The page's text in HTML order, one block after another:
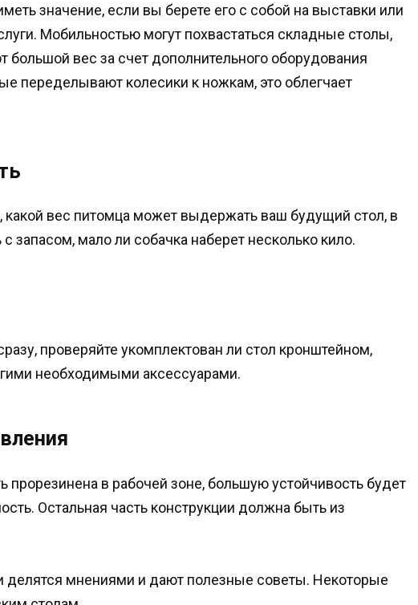
значение, если вы берете его с собой на выставки или
Мобильностью могут похвастаться складные столы,
вес за счет дополнительного оборудования
переделывают колесики к ножкам, это облегчает
какой вес питомца может выдержать ваш будущий стол, в
запасом, мало ли собачка наберет несколько кило.
проверяйте укомплектован ли стол кронштейном,
необходимыми аксессуарами.
в рабочей зоне, большую устойчивость будет
Остальная часть конструкции должна быть из
мнениями и дают полезные советы. Некоторые